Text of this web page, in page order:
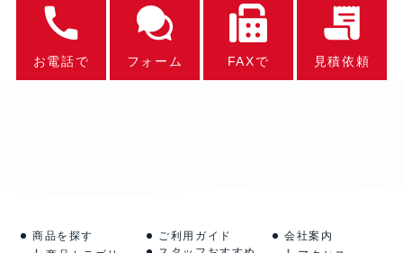
お電話で フォーム FAXで 見積依頼
商品を探す
ご利用ガイド
会社案内